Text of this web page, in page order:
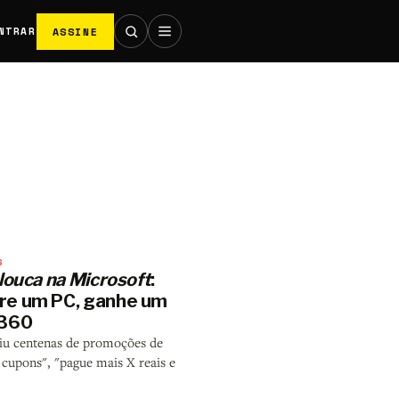
ASSINE
na Microsoft:
um PC, ganhe um
centenas de promoções de
"pague mais X reais e